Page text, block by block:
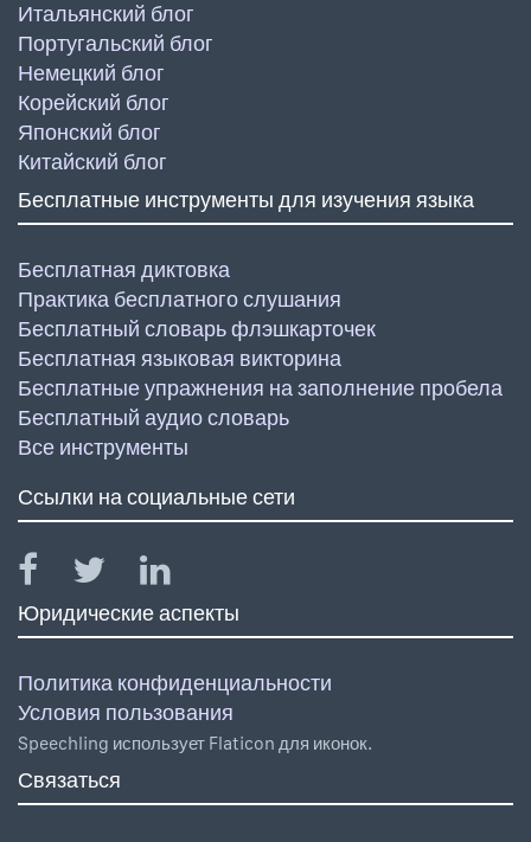
Итальянский блог
Португальский блог
Немецкий блог
Корейский блог
Японский блог
Китайский блог
Бесплатные инструменты для изучения языка
Бесплатная диктовка
Практика бесплатного слушания
Бесплатный словарь флэшкарточек
Бесплатная языковая викторина
Бесплатные упражнения на заполнение пробела
Бесплатный аудио словарь
Все инструменты
Ссылки на социальные сети
Юридические аспекты
Политика конфиденциальности
Условия пользования
Speechling использует Flaticon для иконок.
Связаться